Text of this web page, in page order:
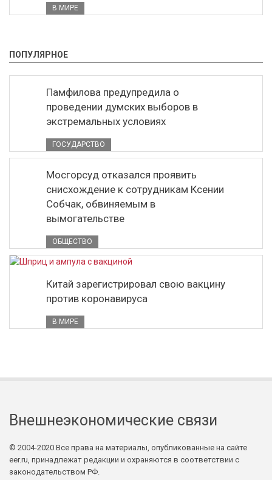
В МИРЕ
ПОПУЛЯРНОЕ
Памфилова предупредила о
проведении думских выборов в
экстремальных условиях
ГОСУДАРСТВО
Мосгорсуд отказался проявить
снисхождение к сотрудникам Ксении
Собчак, обвиняемым в
вымогательстве
ОБЩЕСТВО
Китай зарегистрировал свою вакцину
против коронавируса
В МИРЕ
Внешнеэкономические связи
© 2004-2020 Все права на материалы, опубликованные на сайте
eer.ru, принадлежат редакции и охраняются в соответствии с
законодательством РФ.